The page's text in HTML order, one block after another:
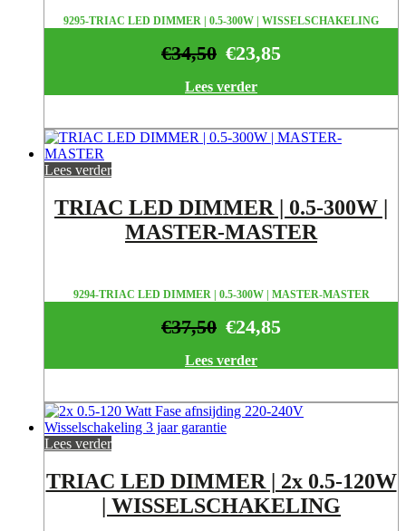
9295-TRIAC LED DIMMER | 0.5-300W | WISSELSCHAKELING
€23,85
€34,50
Lees verder
Lees verder
TRIAC LED DIMMER | 0.5-300W |
MASTER-MASTER
9294-TRIAC LED DIMMER | 0.5-300W | MASTER-MASTER
€24,85
€37,50
Lees verder
Lees verder
TRIAC LED DIMMER | 2x 0.5-120W
| WISSELSCHAKELING